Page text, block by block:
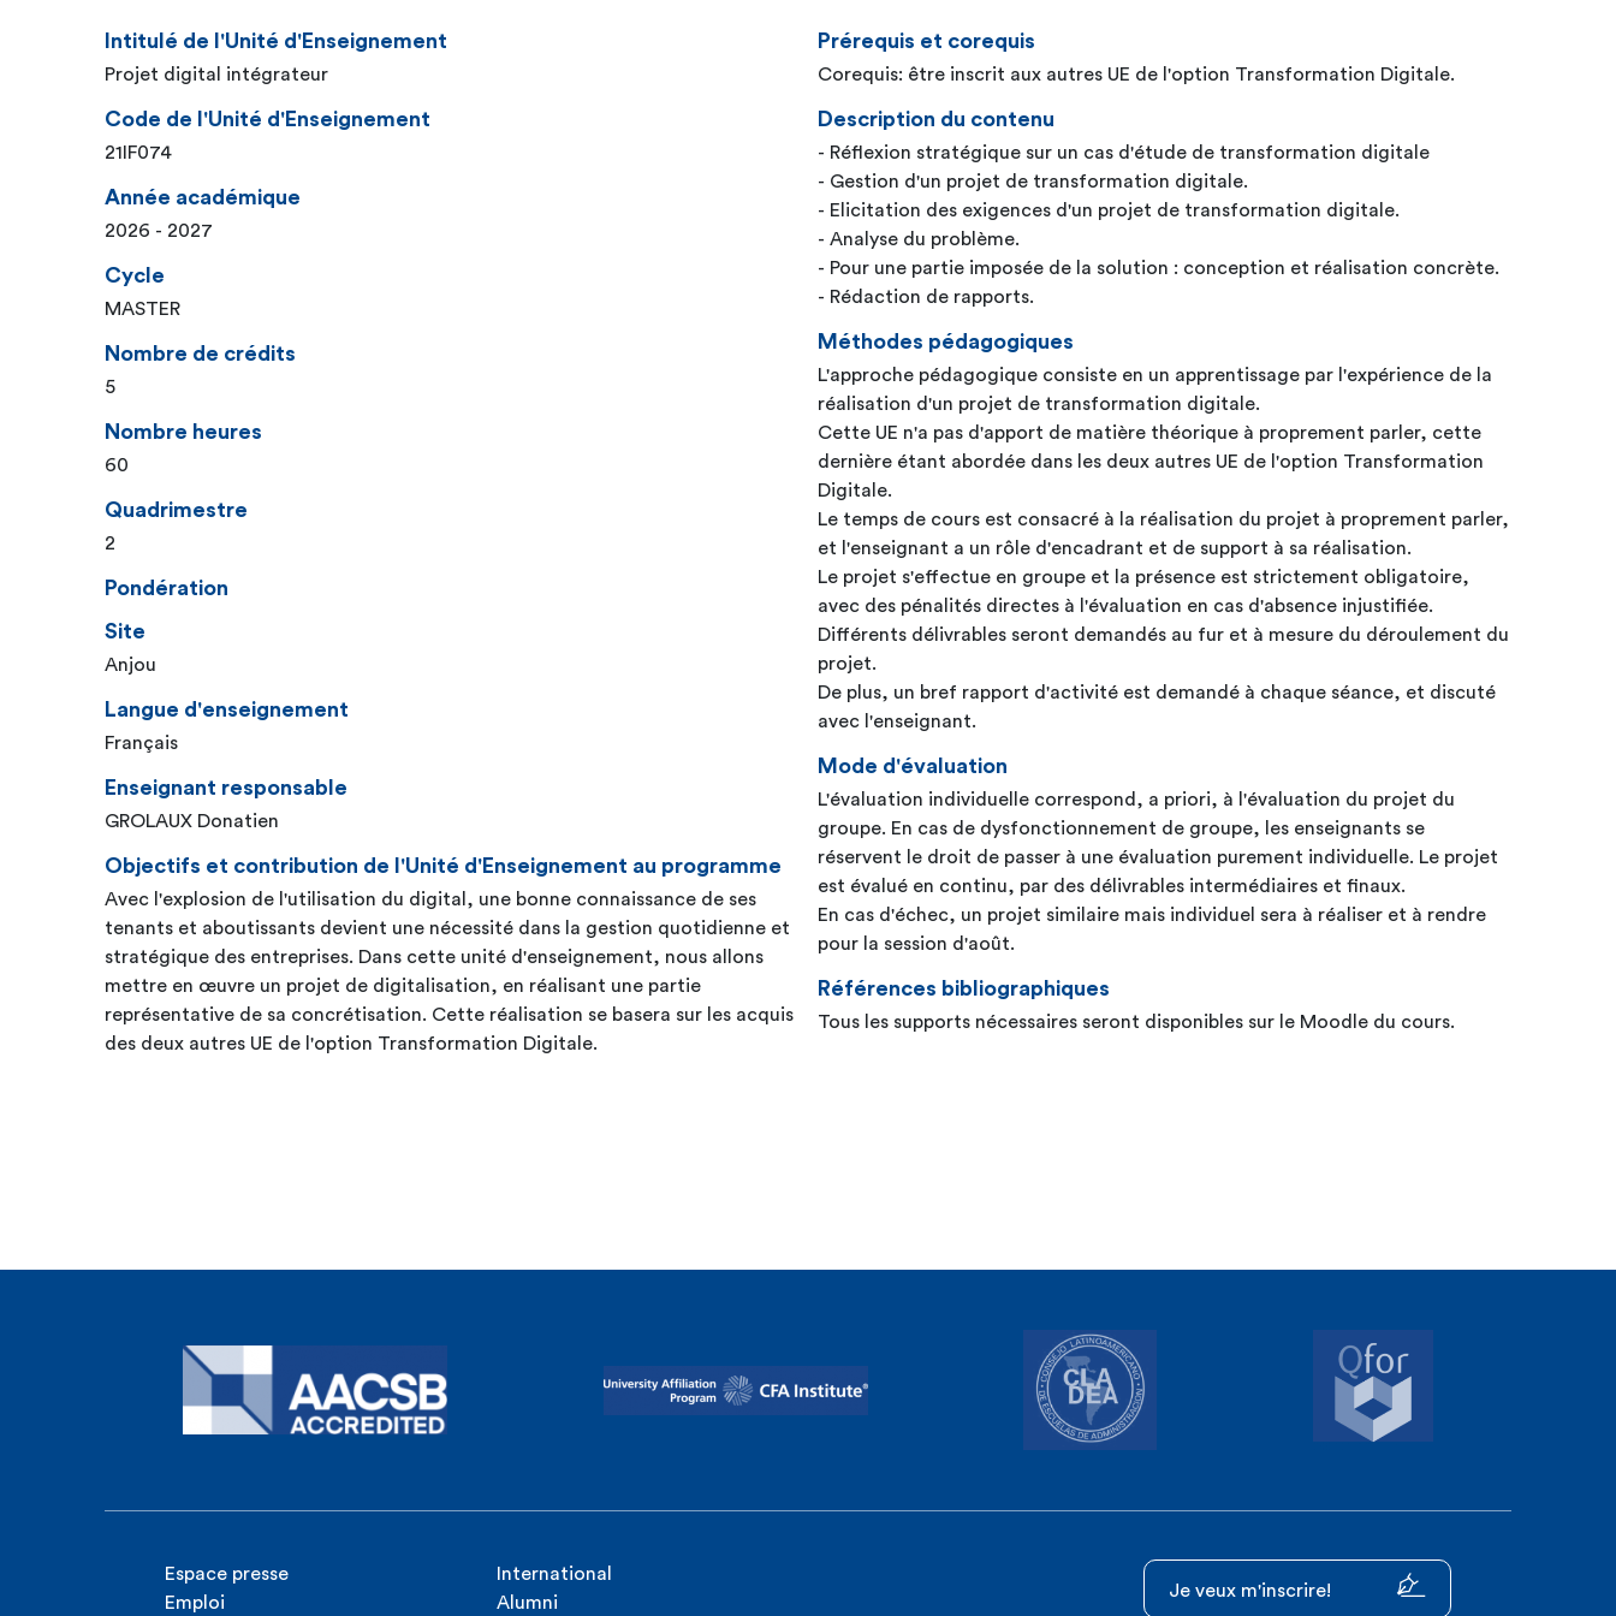
Intitulé de l'Unité d'Enseignement
Projet digital intégrateur
Code de l'Unité d'Enseignement
21IF074
Année académique
2026 - 2027
Cycle
MASTER
Nombre de crédits
5
Nombre heures
60
Quadrimestre
2
Pondération
Site
Anjou
Langue d'enseignement
Français
Enseignant responsable
GROLAUX Donatien
Objectifs et contribution de l'Unité d'Enseignement au programme
Avec l'explosion de l'utilisation du digital, une bonne connaissance de ses
tenants et aboutissants devient une nécessité dans la gestion quotidienne et
stratégique des entreprises. Dans cette unité d'enseignement, nous allons
mettre en œuvre un projet de digitalisation, en réalisant une partie
représentative de sa concrétisation. Cette réalisation se basera sur les acquis
des deux autres UE de l'option Transformation Digitale.
Prérequis et corequis
Corequis: être inscrit aux autres UE de l'option Transformation Digitale.
Description du contenu
- Réflexion stratégique sur un cas d'étude de transformation digitale
- Gestion d'un projet de transformation digitale.
- Elicitation des exigences d'un projet de transformation digitale.
- Analyse du problème.
- Pour une partie imposée de la solution : conception et réalisation concrète.
- Rédaction de rapports.
Méthodes pédagogiques
L'approche pédagogique consiste en un apprentissage par l'expérience de la
réalisation d'un projet de transformation digitale.
Cette UE n'a pas d'apport de matière théorique à proprement parler, cette
dernière étant abordée dans les deux autres UE de l'option Transformation
Digitale.
Le temps de cours est consacré à la réalisation du projet à proprement parler,
et l'enseignant a un rôle d'encadrant et de support à sa réalisation.
Le projet s'effectue en groupe et la présence est strictement obligatoire,
avec des pénalités directes à l'évaluation en cas d'absence injustifiée.
Différents délivrables seront demandés au fur et à mesure du déroulement du
projet.
De plus, un bref rapport d'activité est demandé à chaque séance, et discuté
avec l'enseignant.
Mode d'évaluation
L'évaluation individuelle correspond, a priori, à l'évaluation du projet du
groupe. En cas de dysfonctionnement de groupe, les enseignants se
réservent le droit de passer à une évaluation purement individuelle. Le projet
est évalué en continu, par des délivrables intermédiaires et finaux.
En cas d'échec, un projet similaire mais individuel sera à réaliser et à rendre
pour la session d'août.
Références bibliographiques
Tous les supports nécessaires seront disponibles sur le Moodle du cours.
Espace presse
Emploi
International
Alumni
Je veux m'inscrire!